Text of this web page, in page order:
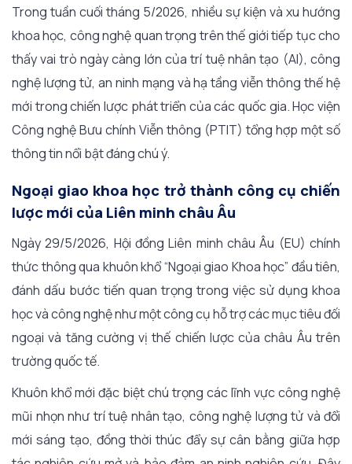
Trong tuần cuối tháng 5/2026, nhiều sự kiện và xu hướng
khoa học, công nghệ quan trọng trên thế giới tiếp tục cho
thấy vai trò ngày càng lớn của trí tuệ nhân tạo (AI), công
nghệ lượng tử, an ninh mạng và hạ tầng viễn thông thế hệ
mới trong chiến lược phát triển của các quốc gia. Học viện
Công nghệ Bưu chính Viễn thông (PTIT) tổng hợp một số
thông tin nổi bật đáng chú ý.
Ngoại giao khoa học trở thành công cụ chiến
lược mới của Liên minh châu Âu
Ngày 29/5/2026, Hội đồng Liên minh châu Âu (EU) chính
thức thông qua khuôn khổ “Ngoại giao Khoa học” đầu tiên,
đánh dấu bước tiến quan trọng trong việc sử dụng khoa
học và công nghệ như một công cụ hỗ trợ các mục tiêu đối
ngoại và tăng cường vị thế chiến lược của châu Âu trên
trường quốc tế.
Khuôn khổ mới đặc biệt chú trọng các lĩnh vực công nghệ
mũi nhọn như trí tuệ nhân tạo, công nghệ lượng tử và đổi
mới sáng tạo, đồng thời thúc đẩy sự cân bằng giữa hợp